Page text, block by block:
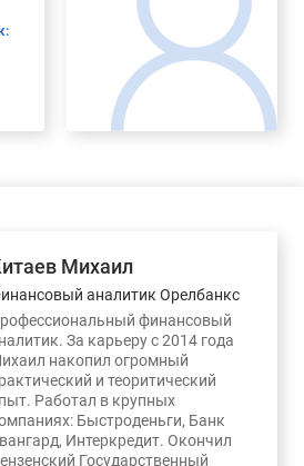
Михаил
аналитик Орелбанкс
финансовый
За карьеру с 2014 года
накопил огромный
и теоритический
Работал в крупных
Быстроденьги, Банк
Интеркредит. Окончил
Государственный